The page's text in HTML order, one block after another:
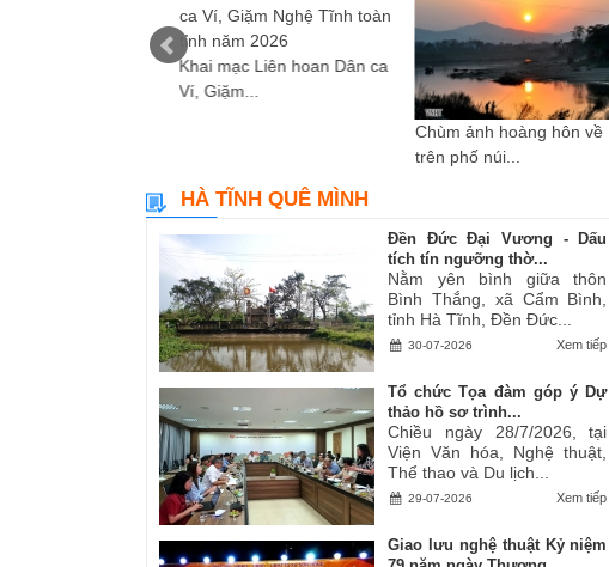
Khai mạc Liên hoan Dân ca
Ví, Giặm...
Chùm ảnh hoàng hôn về
trên phố núi...
HÀ TĨNH QUÊ MÌNH
Đền Đức Đại Vương - Dấu
tích tín ngưỡng thờ...
Nằm yên bình giữa thôn
Bình Thắng, xã Cẩm Bình,
tỉnh Hà Tĩnh, Đền Đức...
Xem tiếp
30-07-2026
Tổ chức Tọa đàm góp ý Dự
thảo hồ sơ trình...
Chiều ngày 28/7/2026, tại
Viện Văn hóa, Nghệ thuật,
Thể thao và Du lịch...
Xem tiếp
29-07-2026
Giao lưu nghệ thuật Kỷ niệm